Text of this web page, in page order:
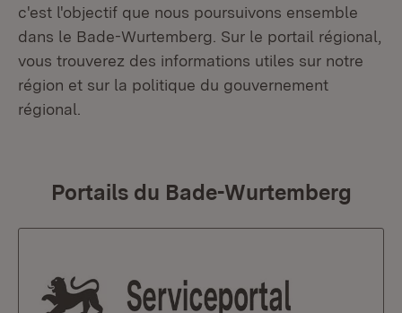
c'est l'objectif que nous poursuivons ensemble
dans le Bade-Wurtemberg. Sur le portail régional,
vous trouverez des informations utiles sur notre
région et sur la politique du gouvernement
régional.
Portails du Bade-Wurtemberg